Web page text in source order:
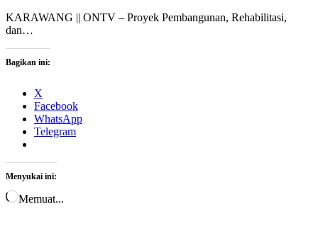
KARAWANG || ONTV – Proyek Pembangunan, Rehabilitasi,
dan…
Bagikan ini:
X
Facebook
WhatsApp
Telegram
Menyukai ini:
Memuat...